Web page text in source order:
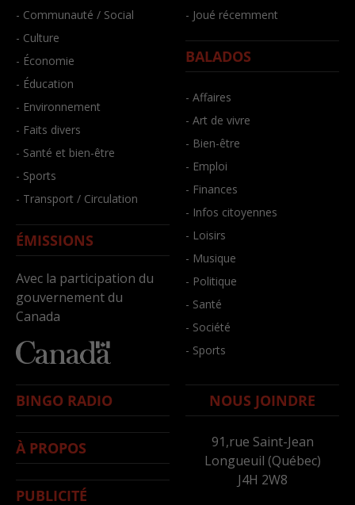
- Communauté / Social
- Culture
- Économie
- Éducation
- Environnement
- Faits divers
- Santé et bien-être
- Sports
- Transport / Circulation
ÉMISSIONS
Avec la participation du
gouvernement du
Canada
- Joué récemment
BALADOS
- Affaires
- Art de vivre
- Bien-être
- Emploi
- Finances
- Infos citoyennes
- Loisirs
- Musique
- Politique
- Santé
- Société
- Sports
BINGO RADIO
À PROPOS
PUBLICITÉ
NOUS JOINDRE
91,rue Saint-Jean
Longueuil (Québec)
J4H 2W8